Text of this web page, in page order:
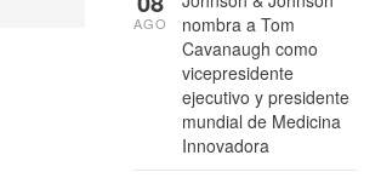
nombra a Tom
Cavanaugh como
vicepresidente
ejecutivo y presidente
mundial de Medicina
Innovadora
AGO